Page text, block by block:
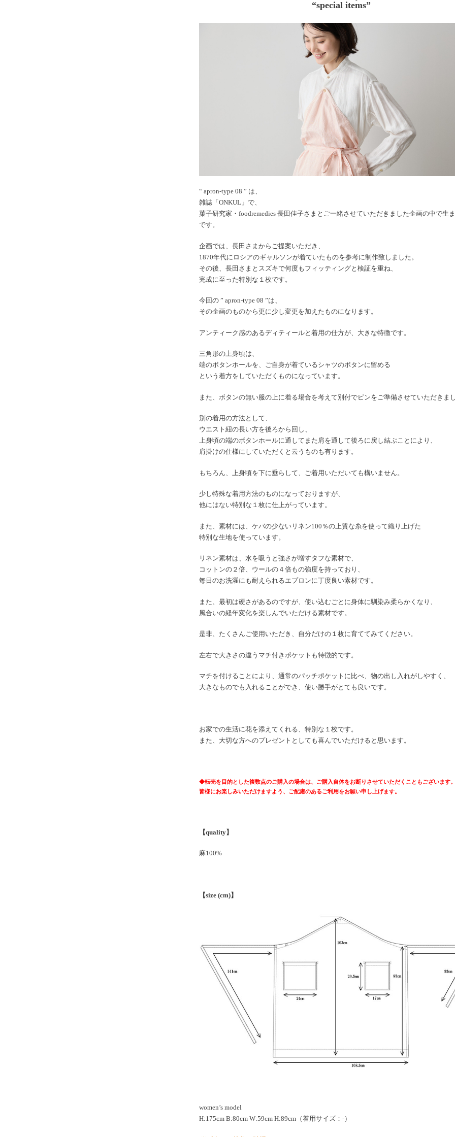
“special items”
“ apron-type 08 ” は、
雑誌「ONKUL」で、
菓子研究家・foodremedies 長田佳子さまとご一緒させていただきました企画の中で生
です。
企画では、長田さまからご提案いただき、
1870年代にロシアのギャルソンが着ていたものを参考に制作致しました。
その後、長田さまとスズキで何度もフィッティングと検証を重ね、
完成に至った特別な１枚です。
今回の ” apron-type 08 ”は、
その企画のものから更に少し変更を加えたものになります。
アンティーク感のあるディティールと着用の仕方が、大きな特徴です。
三角形の上身頃は、
端のボタンホールを、ご自身が着ているシャツのボタンに留める
という着方をしていただくものになっています。
また、ボタンの無い服の上に着る場合を考えて別付でピンをご準備させていただきま
別の着用の方法として、
ウエスト紐の長い方を後ろから回し、
上身頃の端のボタンホールに通してまた肩を通して後ろに戻し結ぶことにより、
肩掛けの仕様にしていただくと云うものも有ります。
もちろん、上身頃を下に垂らして、ご着用いただいても構いません。
少し特殊な着用方法のものになっておりますが、
他にはない特別な１枚に仕上がっています。
また、素材には、ケバの少ないリネン100％の上質な糸を使って織り上げた
特別な生地を使っています。
リネン素材は、水を吸うと強さが増すタフな素材で、
コットンの２倍、ウールの４倍もの強度を持っており、
毎日のお洗濯にも耐えられるエプロンに丁度良い素材です。
また、最初は硬さがあるのですが、使い込むごとに身体に馴染み柔らかくなり、
風合いの経年変化を楽しんでいただける素材です。
是非、たくさんご使用いただき、自分だけの１枚に育ててみてください。
左右で大きさの違うマチ付きポケットも特徴的です。
マチを付けることにより、通常のパッチポケットに比べ、物の出し入れがしやすく、
大きなものでも入れることができ、使い勝手がとても良いです。
お家での生活に花を添えてくれる、特別な１枚です。
また、大切な方へのプレゼントとしても喜んでいただけると思います。
◆転売を目的とした複数点のご購入の場合は、ご購入自体をお断りさせていただくこともございます
皆様にお楽しみいただけますよう、ご配慮のあるご利用をお願い申し上げます。
【quality】
麻100%
【size (cm)】
women’s model
H:175cm B:80cm W:59cm H:89cm（着用サイズ：-）